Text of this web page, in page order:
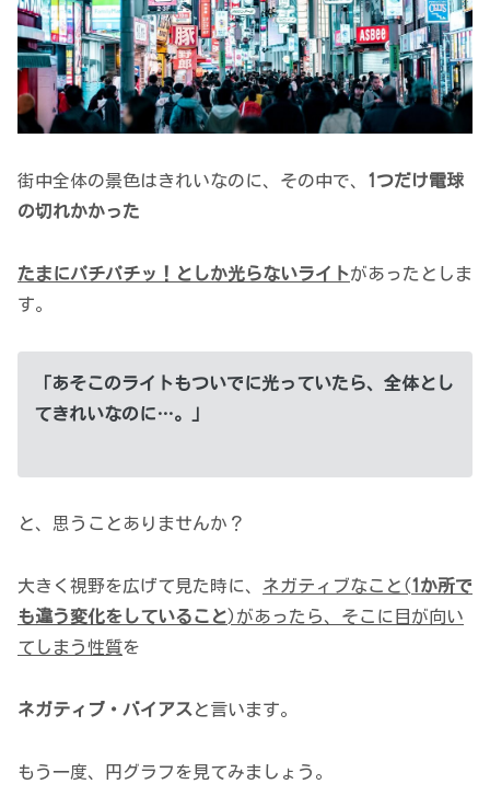
街中全体の景色はきれいなのに、その中で、 1つだけ電球
の切れかかった
たまにパチパチッ！としか光らないライトがあったとしま
す。
「あそこのライトもついでに光っていたら、全体とし
てきれいなのに…。」
と、思うことありませんか？
大きく視野を広げて見た時に、 ネガティブなこと(1か所で
も違う変化をしていること)があったら、そこに目が向い
てしまう性質を
ネガティブ・バイアス と言います。
もう一度、円グラフを見てみましょう。